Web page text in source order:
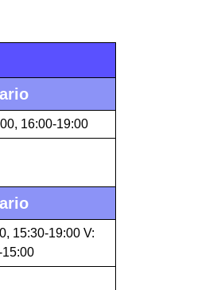
16:00-19:00
15:30-19:00 V: